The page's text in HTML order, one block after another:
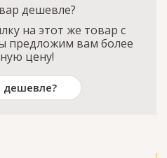
дешевле?
на этот же товар с
предложим вам более
цену!